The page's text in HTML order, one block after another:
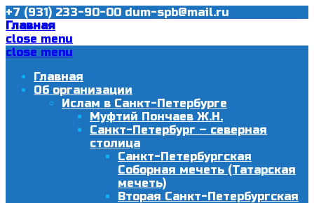
+7 (931) 233-90-00 dum-spb@mail.ru
Главная
close menu
close menu
Главная
Об организации
Ислам в Санкт-Петербурге
Муфтий Пончаев Ж.Н.
Санкт-Петербург – северная
столица
Санкт-Петербургская
Соборная мечеть (Татарская
мечеть)
Вторая Санкт-Петербургская